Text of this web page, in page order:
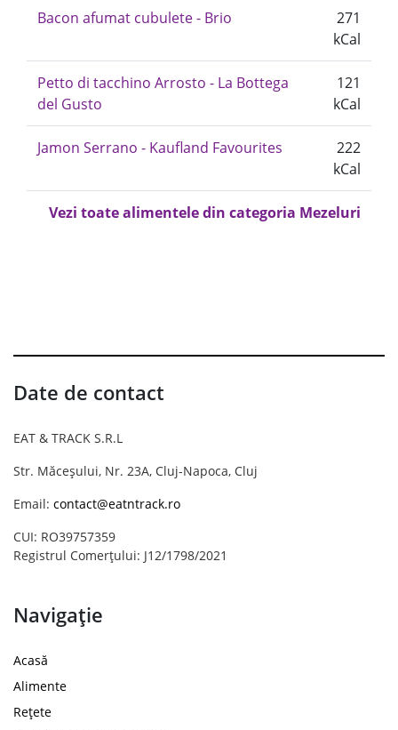
Bacon afumat cubulete - Brio
271
kCal
Petto di tacchino Arrosto - La Bottega
del Gusto
121
kCal
Jamon Serrano - Kaufland Favourites
222
kCal
Vezi toate alimentele din categoria Mezeluri
Date de contact
EAT & TRACK S.R.L
Str. Măceșului, Nr. 23A, Cluj-Napoca, Cluj
Email: contact@eatntrack.ro
CUI: RO39757359
Registrul Comerțului: J12/1798/2021
Navigație
Acasă
Alimente
Rețete